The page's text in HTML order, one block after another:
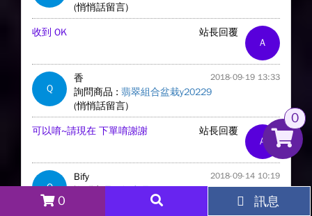
(悄悄話留言)
A
站長回覆
收到 OK
Q
香 2018-09-19 13:33
詢問商品 : 翡翠組合盆栽y20229
(悄悄話留言)
A
站長回覆
可以唷~請現在 下單唷謝謝
Q
Bify 2018-09-14 10:19
0
0 訊息